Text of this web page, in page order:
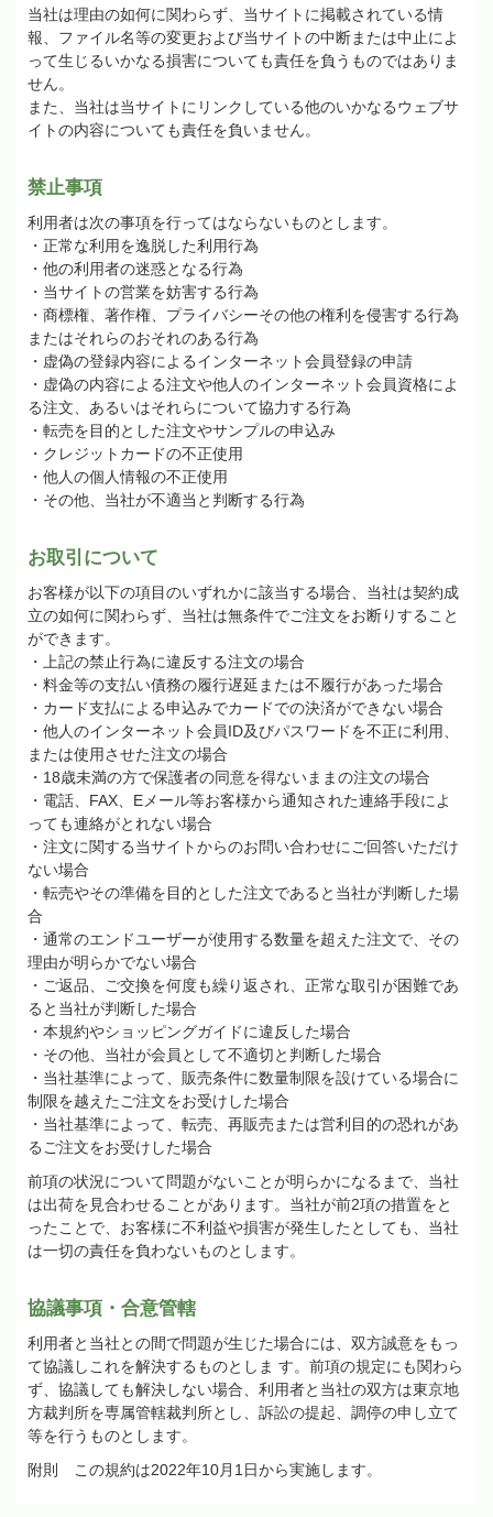
当社は理由の如何に関わらず、当サイトに掲載されている情
報、ファイル名等の変更および当サイトの中断または中止によ
って生じるいかなる損害についても責任を負うものではありま
せん。
また、当社は当サイトにリンクしている他のいかなるウェブサ
イトの内容についても責任を負いません。
禁止事項
利用者は次の事項を行ってはならないものとします。
・正常な利用を逸脱した利用行為
・他の利用者の迷惑となる行為
・当サイトの営業を妨害する行為
・商標権、著作権、プライバシーその他の権利を侵害する行為
またはそれらのおそれのある行為
・虚偽の登録内容によるインターネット会員登録の申請
・虚偽の内容による注文や他人のインターネット会員資格によ
る注文、あるいはそれらについて協力する行為
・転売を目的とした注文やサンプルの申込み
・クレジットカードの不正使用
・他人の個人情報の不正使用
・その他、当社が不適当と判断する行為
お取引について
お客様が以下の項目のいずれかに該当する場合、当社は契約成
立の如何に関わらず、当社は無条件でご注文をお断りすること
ができます。
・上記の禁止行為に違反する注文の場合
・料金等の支払い債務の履行遅延または不履行があった場合
・カード支払による申込みでカードでの決済ができない場合
・他人のインターネット会員ID及びパスワードを不正に利用、
または使用させた注文の場合
・ 18歳未満の方で保護者の同意を得ないままの注文の場合
・電話、 FAX E メール等お客様から通知された連絡手段によ
っても連絡がとれない場合
・注文に関する当サイトからのお問い合わせにご回答いただけ
ない場合
・転売やその準備を目的とした注文であると当社が判断した場
合
・通常のエンドユーザーが使用する数量を超えた注文で、その
理由が明らかでない場合
・ご返品、ご交換を何度も繰り返され、正常な取引が困難であ
ると当社が判断した場合
・本規約やショッピングガイドに違反した場合
・その他、当社が会員として不適切と判断した場合
・当社基準によって、販売条件に数量制限を設けている場合に
制限を越えたご注文をお受けした場合
・当社基準によって、転売、再販売または営利目的の恐れがあ
るご注文をお受けした場合
前項の状況について問題がないことが明らかになるまで、当社
は出荷を見合わせることがあります。当社が前2項の措置をと
ったことで、お客様に不利益や損害が発生したとしても、当社
は一切の責任を負わないものとします。
協議事項・合意管轄
利用者と当社との間で問題が生じた場合には、双方誠意をもっ
て協議しこれを解決するものとしま す。前項の規定にも関わら
ず、協議しても解決しない場合、利用者と当社の双方は東京地
方裁判所を専属管轄裁判所とし、訴訟の提起、調停の申し立て
等を行うものとします。
附則 この規約は2022年10月 1 日から実施します。